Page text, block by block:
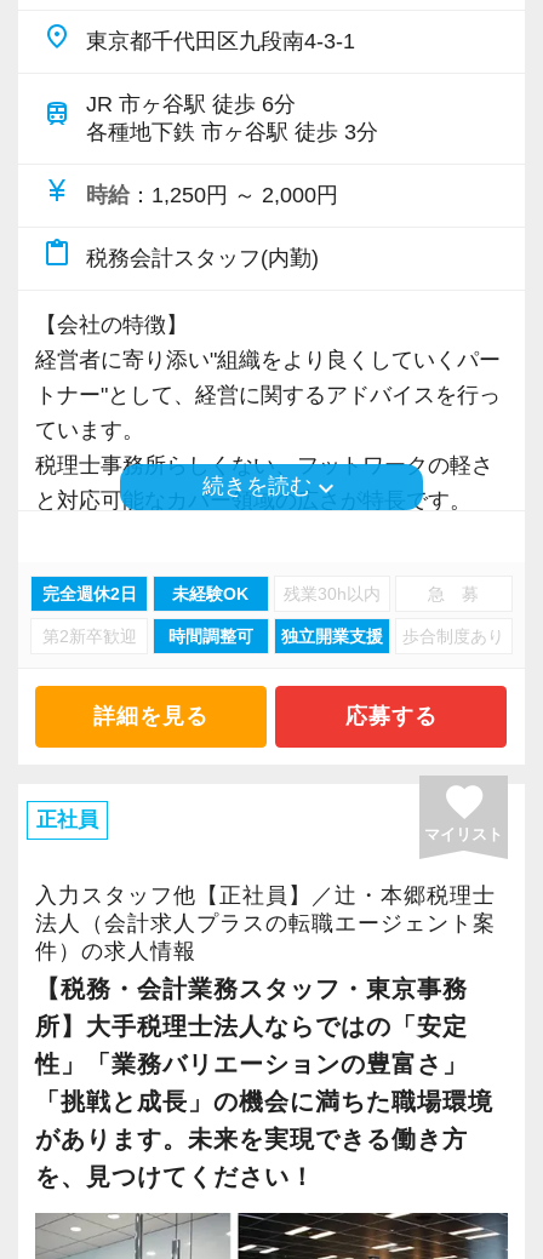
れたケースはありません。
＜入社後の流れ＞
最初に当法人のルールやシステムなど、基礎的
な部分を学んでいただきます。
担当を持つイメージです。
もちろん相談などはいつでもできる環境があり
ます。
不明点や困ったことがあればいつでもお声がけ
ください。
＜こんな想いがある方に向いています＞
活かしたい
◇もっと幅広い税務・経営コンサルを学びたい
◇将来は税理士資格を取得して独立したい
◇入力業務から、お客様対応にステップアップ
【100年続く会社を、一緒に生み出していきまし
ょう】
当法人はただ税務の計算・申告書作成をするだ
けの事務所ではありません。
経営者の方に寄り添い、100年続く会社づくりに
貢献していくことがミッション。
その想いに共感していただける方は、ぜひご応
募ください。
【社内環境】
正か、どんな仕事をしたいのか、意見を汲んだ
仕事ができます。
庭、資格取得の勉強の両立を図っています。
・チーム制ではりますが、チーム以外の先輩も
色々アドバイスをくれるような、社内コミュニ
ケーションが活発です。
・有給取得日数平均13日/年(取得率83％)
・試験休暇やレジャーでの休暇が取りやすい環
境です。
【待遇】
・土日祝日休み、残業休日出勤ほぼ無し
・在宅勤務あり
・時短制度あり
・表彰制度あり
・資格取得応援制度あり
・当事務所が大事にしているのは、社員同士の
コミュニケーション。仕事面でも、業務の進捗
をチェックし、負担が大きくならないよう調整
しています。また相談しやすい環境をつくる意
識を常に持っています。
・困った時には質問できる仲間がいますし、皆
で解決していこうという組織風土。「お互いに
助け合う」という考えが浸透しているので、不
安や心配は必要ありませんよ。一緒により良い
仕事をしていきましょう！
place 東京都千代田区九段南4-3-1
train
JR 市ヶ谷駅 徒歩 6分
各種地下鉄 市ヶ谷駅 徒歩 3分
currency_yen 時給 ：1,250円 ～ 2,000円
content_paste 税務会計スタッフ(内勤)
【会社の特徴】
経営者に寄り添い"組織をより良くしていくパー
トナー"として、経営に関するアドバイスを行っ
ています。
税理士事務所らしくない、フットワークの軽さ
と対応可能なカバー領域の広さが特長です。
《1.スキルアップが叶う》
■成長を支援する制度多数！
《2.税理士法人として最新のスタイルを展開》
■IT化・デジタル化・クラウド化推進中◎
■挑戦をし続ける＆コミュニケーションが活発で
《3.抜群の働きやすさ》
■年間休日120日・残業ほぼなし
プライベートと仕事を両立できる環境で、
ニーズの高いスキルを身につけませんか？
【具体的な仕事内容】
■領収書等のスキャン
■会計ソフトへの入力
続きを読むkeyboard_arrow_down
完全週休2日 未経験OK 残業30h以内 急 募
第2新卒歓迎 時間調整可 独立開業支援 歩合制度あり
詳細を見る 応募する
正社員 favorite
マイリスト
入力スタッフ他【正社員】／辻・本郷税理士
法人（会計求人プラスの転職エージェント案
件）の求人情報
【税務・会計業務スタッフ・東京事務
所】大手税理士法人ならではの「安定
性」「業務バリエーションの豊富さ」
「挑戦と成長」の機会に満ちた職場環境
があります。未来を実現できる働き方
を、見つけてください！